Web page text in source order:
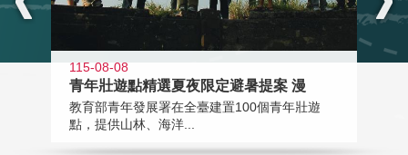
115-08-08
青年壯遊點精選夏夜限定避暑提案 漫
教育部青年發展署在全臺建置100個青年壯遊
點，提供山林、海洋...